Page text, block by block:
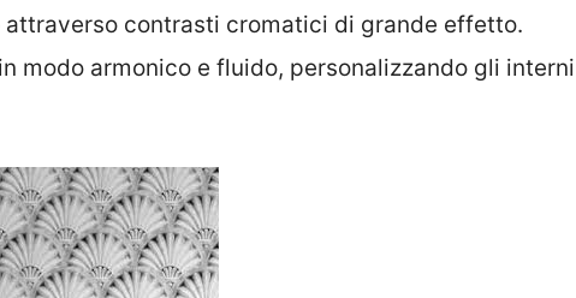
contrasti cromatici di grande effetto.
modo armonico e fluido, personalizzando gli interni